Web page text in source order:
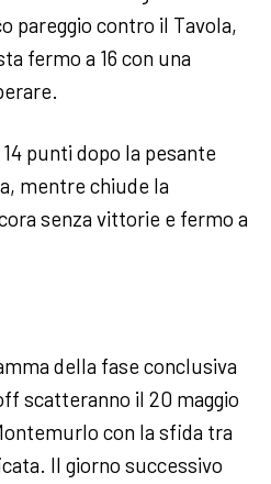
pareggio contro il Tavola,
fermo a 16 con una
punti dopo la pesante
mentre chiude la
senza vittorie e fermo a
della fase conclusiva
scatteranno il 20 maggio
con la sfida tra
Il giorno successivo